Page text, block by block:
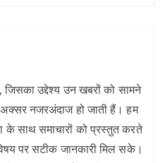
उद्देश्य उन खबरों को सामने
अक्सर नजरअंदाज हो जाती हैं। हम
के साथ समाचारों को प्रस्तुत करते
पर सटीक जानकारी मिल सके।